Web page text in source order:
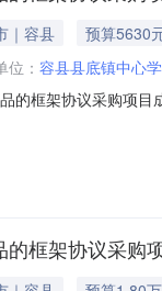
｜容县
预算5630
位： 容县县底镇中心
的框架协议采购项
采购计划金额
框架协议采购